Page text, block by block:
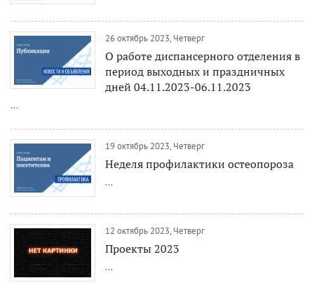
26 октябрь 2023, Четверг
О работе диспансерного отделения в
период выходных и праздничных
дней 04.11.2023-06.11.2023
...
19 октябрь 2023, Четверг
Неделя профилактики остеопороза
...
12 октябрь 2023, Четверг
Проекты 2023
...